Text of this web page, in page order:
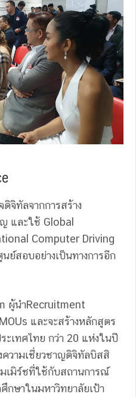
จิทัลจากการสร้าง
และใช้ Global
Computer Driving
ย์สอบอย่างเป็นทางการอีก
ผู้นำRecruitment
และจะสร้างหลักสูตร
เทศไทย กว่า 20 แห่งในปี
ความเชี่ยวชาญดิจิทัลบิสสิ
เมิร์ชที่ใช้กับสถานการณ์
กษาในมหาวิทยาลัยเป้า